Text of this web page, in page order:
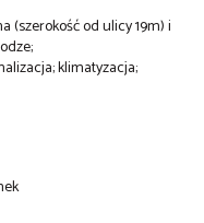
(szerokość od ulicy 19m) i
klimatyzacja;